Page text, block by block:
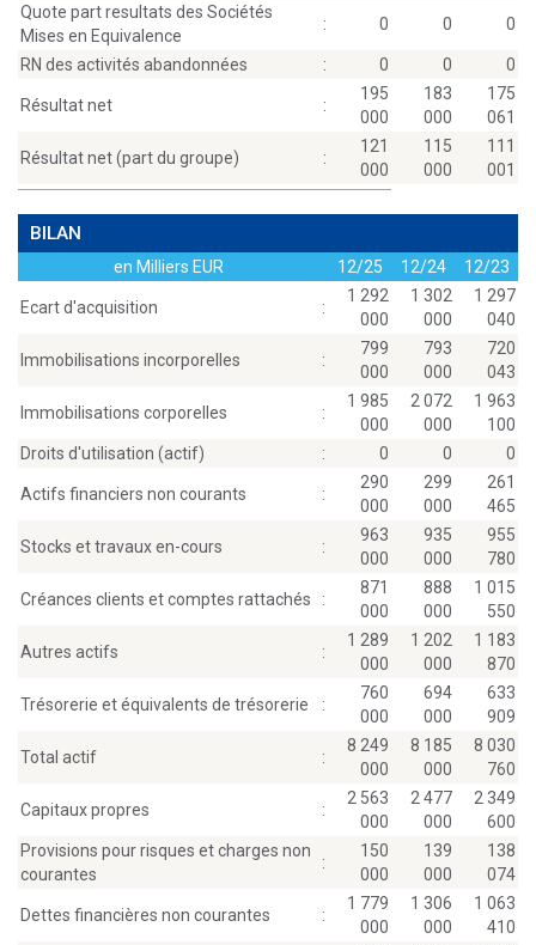
Quote part resultats des Sociétés
Mises en Equivalence
: 0 0 0
RN des activités abandonnées : 0 0 0
Résultat net :
195
000
183
000
175
061
Résultat net (part du groupe) :
121
000
115
000
111
001
BILAN
en Milliers EUR 12/25 12/24 12/23
Ecart d'acquisition :
1 292
000
1 302
000
1 297
040
Immobilisations incorporelles :
799
000
793
000
720
043
Immobilisations corporelles :
1 985
000
2 072
000
1 963
100
Droits d'utilisation (actif)
: 0 0 0
Actifs financiers non courants :
290
000
299
000
261
465
Stocks et travaux en-cours :
963
000
935
000
955
780
Créances clients et comptes rattachés :
871
000
888
000
1 015
550
Autres actifs :
1 289
000
1 202
000
1 183
870
Trésorerie et équivalents de trésorerie :
760
000
694
000
633
909
Total actif :
8 249
000
8 185
000
8 030
760
Capitaux propres :
2 563
000
2 477
000
2 349
600
Provisions pour risques et charges non
courantes
:
150
000
139
000
138
074
Dettes financières non courantes :
1 779
000
1 306
000
1 063
410